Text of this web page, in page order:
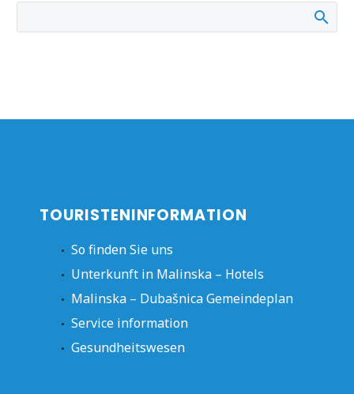
TOURISTENINFORMATION
So finden Sie uns
Unterkunft in Malinska – Hotels
Malinska – Dubašnica Gemeindeplan
Service information
Gesundheitswesen